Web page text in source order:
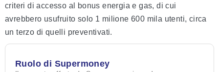
criteri di accesso al bonus energia e gas, di cui
avrebbero usufruito solo 1 milione 600 mila utenti, circa
un terzo di quelli preventivati.
Ruolo di Supermoney